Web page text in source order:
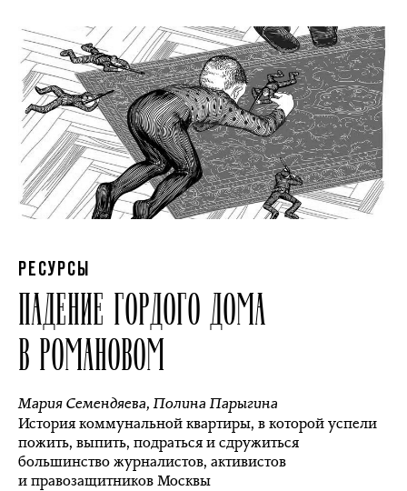
РЕСУРСЫ
ПАДЕНИЕ ГОРДОГО ДОМА
В РОМАНОВОМ
Мария Семендяева,Полина Парыгина
История коммунальной квартиры, в которой успели
пожить, выпить, подраться и сдружиться
большинство журналистов, активистов
и правозащитников Москвы